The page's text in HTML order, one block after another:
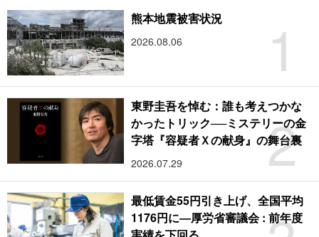
1
熊本地震被害状況
2026.08.06
2
東野圭吾を悼む：誰も考えつかな
かったトリック──ミステリーの金
字塔『容疑者Ｘの献身』の舞台裏
2026.07.29
最低賃金55円引き上げ、全国平均
1176円に―厚労省審議会 : 前年度